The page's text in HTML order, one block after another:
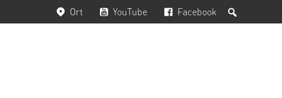
Facebook
YouTube
Ort